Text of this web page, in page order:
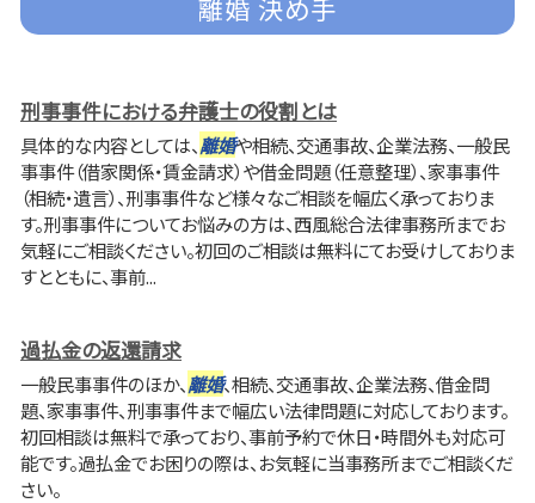
離婚 決め手
刑事事件における弁護士の役割とは
具体的な内容としては、離婚や相続、交通事故、企業法務、一般民
事事件（借家関係・賃金請求）や借金問題（任意整理）、家事事件
（相続・遺言）、刑事事件など様々なご相談を幅広く承っておりま
す。刑事事件についてお悩みの方は、西風総合法律事務所までお
気軽にご相談ください。初回のご相談は無料にてお受けしておりま
すとともに、事前...
過払金の返還請求
一般民事事件のほか、離婚、相続、交通事故、企業法務、借金問
題、家事事件、刑事事件まで幅広い法律問題に対応しております。
初回相談は無料で承っており、事前予約で休日・時間外も対応可
能です。過払金でお困りの際は、お気軽に当事務所までご相談くだ
さい。